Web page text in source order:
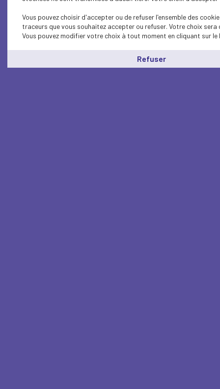
Vous pouvez choisir d'accepter ou de refuser l'ensemble des
traceurs que vous souhaitez accepter ou refuser. Votre choix
Vous pouvez modifier votre choix à tout moment en cliquant sur le
Refuser